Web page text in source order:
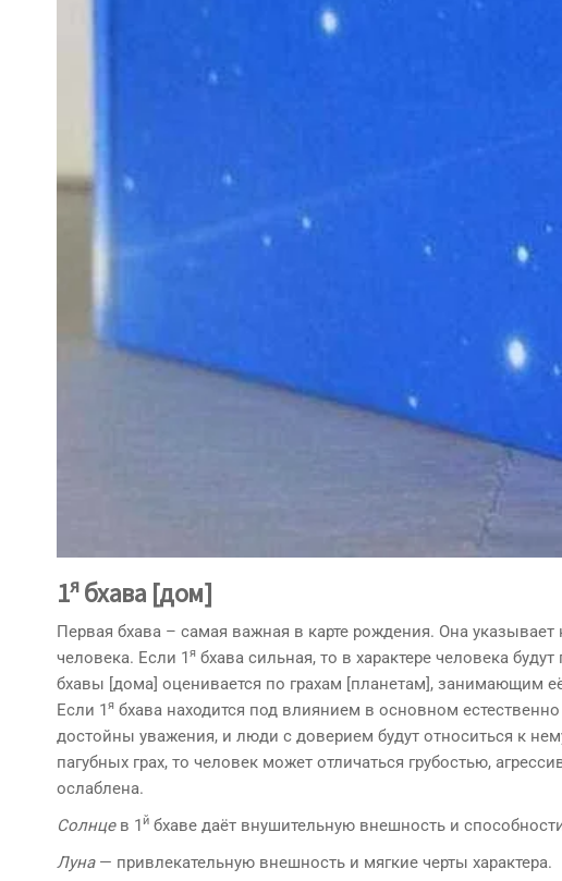
1ябхава [дом]
Первая бхава – самая важная в карте рождения. Она
человека. Если 1я бхава сильная, то в харак­тере человека
бхавы [дома] оценивается по грахам [планетам], занимающим
Если 1я бхава находится под влиянием в основном
достойны уважения, и люди с доверием будут относиться к
пагубных грах, то человек может отличаться грубостью,
ослаблена.
Солнцев 1й бхаве даёт внушительную внешность и
Луна— привлекательную внешность и мягкие черты характера.